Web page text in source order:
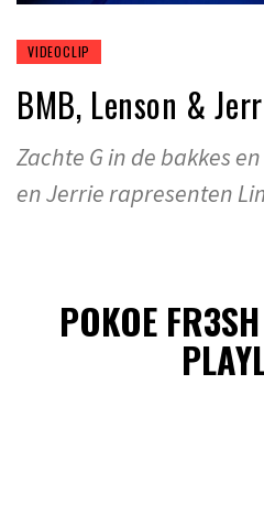
VIDEOCLIP
BMB, Lenson &
Zachte G in de bakkes
en Jerrie rapresenten
POKOE